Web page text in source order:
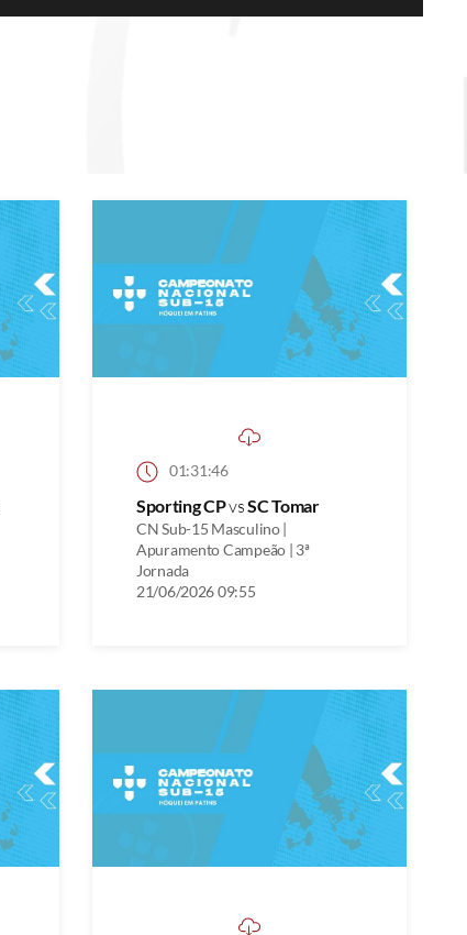
01:31:46
Sporting CPvsSC Tomar
CN Sub-15 Masculino |
Apuramento Campeão | 3ª
Jornada
21/06/2026 09:55